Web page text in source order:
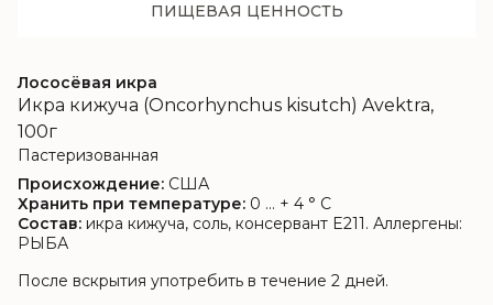
ПИЩЕВАЯ ЦЕННОСТЬ
Лососёвая икра
Икра кижуча (Oncorhynchus kisutch) Avektra,
100г
Пастеризованная
Происхождение: США
Хранить при температуре: 0 ... + 4 ° C
Состав: икра кижуча, соль, консервант E211. Аллергены:
РЫБА
После вскрытия употребить в течение 2 дней.